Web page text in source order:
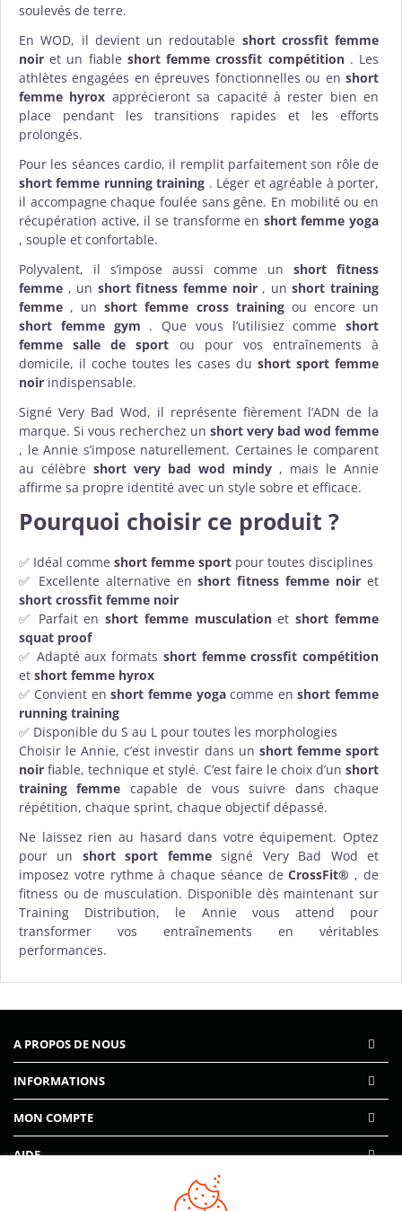
soulevés de terre.
En WOD, il devient un redoutable short crossfit femme
noir et un fiable short femme crossfit compétition. Les
athlètes engagées en épreuves fonctionnelles ou en short
femme hyrox apprécieront sa capacité à rester bien en
place pendant les transitions rapides et les efforts
prolongés.
Pour les séances cardio, il remplit parfaitement son rôle de
short femme running training . Léger et agréable à porter,
il accompagne chaque foulée sans gêne. En mobilité ou en
récupération active, il se transforme en short femme yoga
, souple et confortable.
Polyvalent, il s’impose aussi comme un short fitness
femme , un short fitness femme noir, unshort training
femme , unshort femme cross trainingou encore un
short femme gym . Que vous l’utilisiez comme short
femme salle de sport ou pour vos entraînements à
domicile, il coche toutes les cases du short sport femme
noir indispensable.
Signé Very Bad Wod, il représente fièrement l’ADN de la
marque. Si vous recherchez un short very bad wod femme
, le Annie s’impose naturellement. Certaines le comparent
au célèbre short very bad wod mindy , mais le Annie
affirme sa propre identité avec un style sobre et efficace.
Pourquoi choisir ce produit ?
✅ Idéal comme short femme sport pour toutes disciplines
✅ Excellente alternative enshort fitness femme noir et
short crossfit femme noir
✅ Parfait enshort femme musculationetshort femme
squat proof
✅ Adapté aux formats short femme crossfit compétition
et short femme hyrox
✅ Convient enshort femme yogacomme enshort femme
running training
✅ Disponible du S au L pour toutes les morphologies
Choisir le Annie, c’est investir dans un short femme sport
noir fiable, technique et stylé. C’est faire le choix d’un short
training femme capable de vous suivre dans chaque
répétition, chaque sprint, chaque objectif dépassé.
Ne laissez rien au hasard dans votre équipement. Optez
pour un short sport femmesigné Very Bad Wod et
imposez votre rythme à chaque séance deCrossFit® , de
fitness ou de musculation. Disponible dès maintenant sur
Training Distribution, le Annie vous attend pour
transformer vos entraînements en véritables
performances.
A PROPOS DE NOUS
INFORMATIONS
MON COMPTE
AIDE